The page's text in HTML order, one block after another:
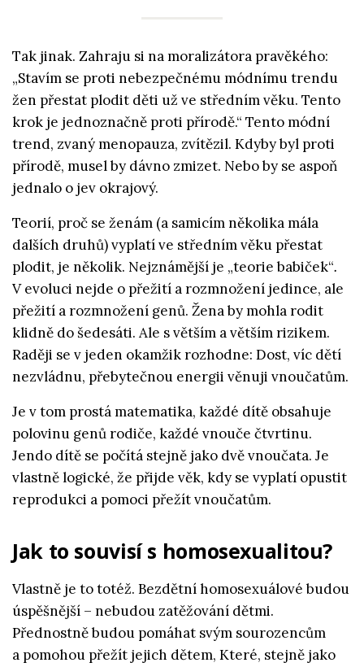
Tak jinak. Zahraju si na moralizátora pravěkého:
„Stavím se proti nebezpečnému módnímu trendu
žen přestat plodit děti už ve středním věku. Tento
krok je jednoznačně proti přírodě.“ Tento módní
trend, zvaný menopauza, zvítězil. Kdyby byl proti
přírodě, musel by dávno zmizet. Nebo by se aspoň
jednalo o jev okrajový.
Teorií, proč se ženám (a samicím několika mála
dalších druhů) vyplatí ve středním věku přestat
plodit, je několik. Nejznámější je „teorie babiček“.
V evoluci nejde o přežití a rozmnožení jedince, ale
přežití a rozmnožení genů. Žena by mohla rodit
klidně do šedesáti. Ale s větším a větším rizikem.
Raději se v jeden okamžik rozhodne: Dost, víc dětí
nezvládnu, přebytečnou energii věnuji vnoučatům.
Je v tom prostá matematika, každé dítě obsahuje
polovinu genů rodiče, každé vnouče čtvrtinu.
Jendo dítě se počítá stejně jako dvě vnoučata. Je
vlastně logické, že přijde věk, kdy se vyplatí opustit
reprodukci a pomoci přežít vnoučatům.
Jak to souvisí s homosexualitou?
Vlastně je to totéž. Bezdětní homosexuálové budou
úspěšnější – nebudou zatěžování dětmi.
Přednostně budou pomáhat svým sourozencům
a pomohou přežít jejich dětem, Které, stejně jako